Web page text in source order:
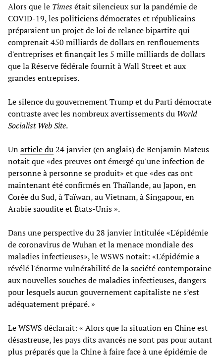
Alors que le Timesétait silencieux sur la pandémie de
COVID-19, les politiciens démocrates et républicains
préparaient un projet de loi de relance bipartite qui
comprenait 450 milliards de dollars en renflouements
d'entreprises et finançait les 5 mille milliards de dollars
que la Réserve fédérale fournit à Wall Street et aux
grandes entreprises.
Le silence du gouvernement Trump et du Parti démocrate
contraste avec les nombreux avertissements du World
Socialist Web Site.
Unarticle du24 janvier (en anglais) de Benjamin Mateus
notait que «des preuves ont émergé qu'une infection de
personne à personne se produit» et que «des cas ont
maintenant été confirmés en Thaïlande, au Japon, en
Corée du Sud, à Taïwan, au Vietnam, à Singapour, en
Arabie saoudite et États-Unis ».
Dans une perspective du 28 janvier intitulée «L'épidémie
de coronavirus de Wuhan et la menace mondiale des
maladies infectieuses», le WSWS notait: «L'épidémie a
révélé l'énorme vulnérabilité de la société contemporaine
aux nouvelles souches de maladies infectieuses, dangers
pour lesquels aucun gouvernement capitaliste ne s’est
adéquatement préparé. »
Le WSWS déclarait: « Alors que la situation en Chine est
désastreuse, les pays dits avancés ne sont pas pour autant
plus préparés que la Chine à faire face à une épidémie de